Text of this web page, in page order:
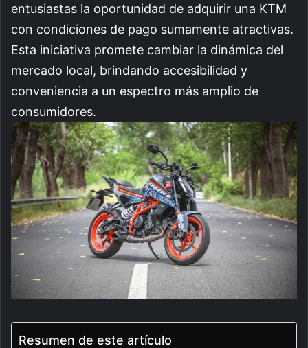
entusiastas la oportunidad de adquirir una KTM
con condiciones de pago sumamente atractivas.
Esta iniciativa promete cambiar la dinámica del
mercado local, brindando accesibilidad y
conveniencia a un espectro más amplio de
consumidores.
Resumen de este artículo